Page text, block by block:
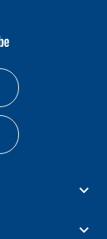
youtube-